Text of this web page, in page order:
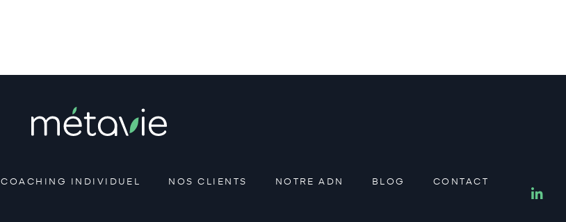
COACHING INDIVIDUEL NOS CLIENTS NOTRE ADN BLOG CONTACT